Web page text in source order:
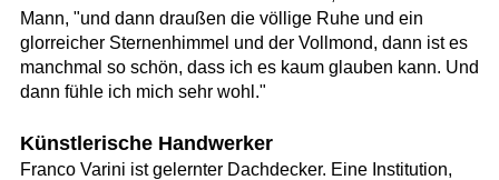
Mann, "und dann draußen die völlige Ruhe und ein
glorreicher Sternenhimmel und der Vollmond, dann ist es
manchmal so schön, dass ich es kaum glauben kann. Und
dann fühle ich mich sehr wohl."
Künstlerische Handwerker
Franco Varini ist gelernter Dachdecker. Eine Institution,